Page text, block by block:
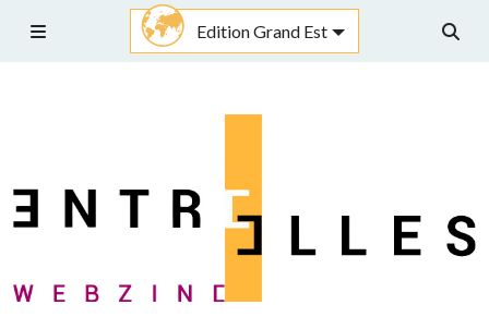
Edition Grand Est